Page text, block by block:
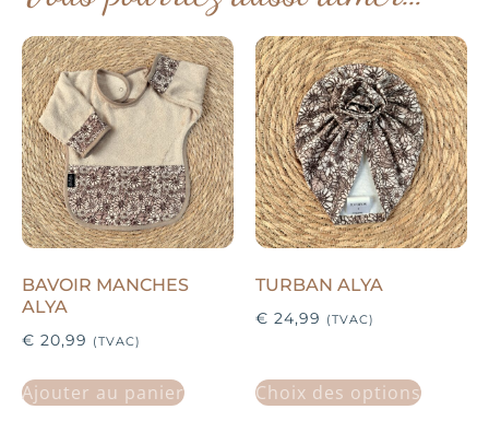
BAVOIR MANCHES
ALYA
€ 20,99 (TVAC)
Ajouter au panier
TURBAN ALYA
€ 24,99 (TVAC)
Choix des options